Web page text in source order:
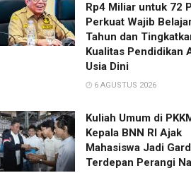
Rp4 Miliar untuk 72
Perkuat Wajib
Tahun dan
Kualitas Pendidikan
Usia Dini
6 AGUSTUS 2026
Kuliah Umum di
Kepala BNN RI Ajak
Mahasiswa Jadi
Terdepan Perangi